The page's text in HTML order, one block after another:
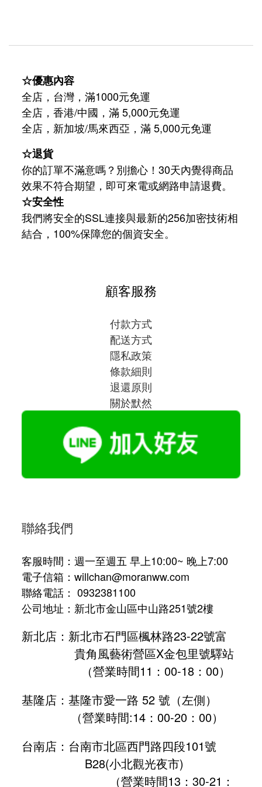
☆優惠內容
全店，台灣，滿1000元免運
全店，香港/中國，滿 5,000元免運
全店，新加坡/馬來西亞，滿 5,000元免運
☆退貨
你的訂單不滿意嗎？別擔心！30天內覺得商品
效果不符合期望，即可來電或網路申請退費。
☆安全性
我們將安全的SSL連接與最新的256加密技術相
結合，100%保障您的個資安全。
顧客服務
付款方式
配送方式
隱私政策
條款細則
退還原則
關於默然
聯絡我們
客服時間：週一至週五 早上10:00~ 晚上7:00
電子信箱：willchan@moranww.com
聯絡電話： 0932381100
公司地址：新北市金山區中山路251號2樓
新北店：新北市石門區楓林路23-22號富
貴角風藝術營區X金包里號驛站
（營業時間11：00-18：00）
基隆店：基隆市愛一路 52 號（左側）
（營業時間:14：00-20：00）
台南店：台南市北區西門路四段101號
B28(小北觀光夜市)
（營業時間13：30-21：